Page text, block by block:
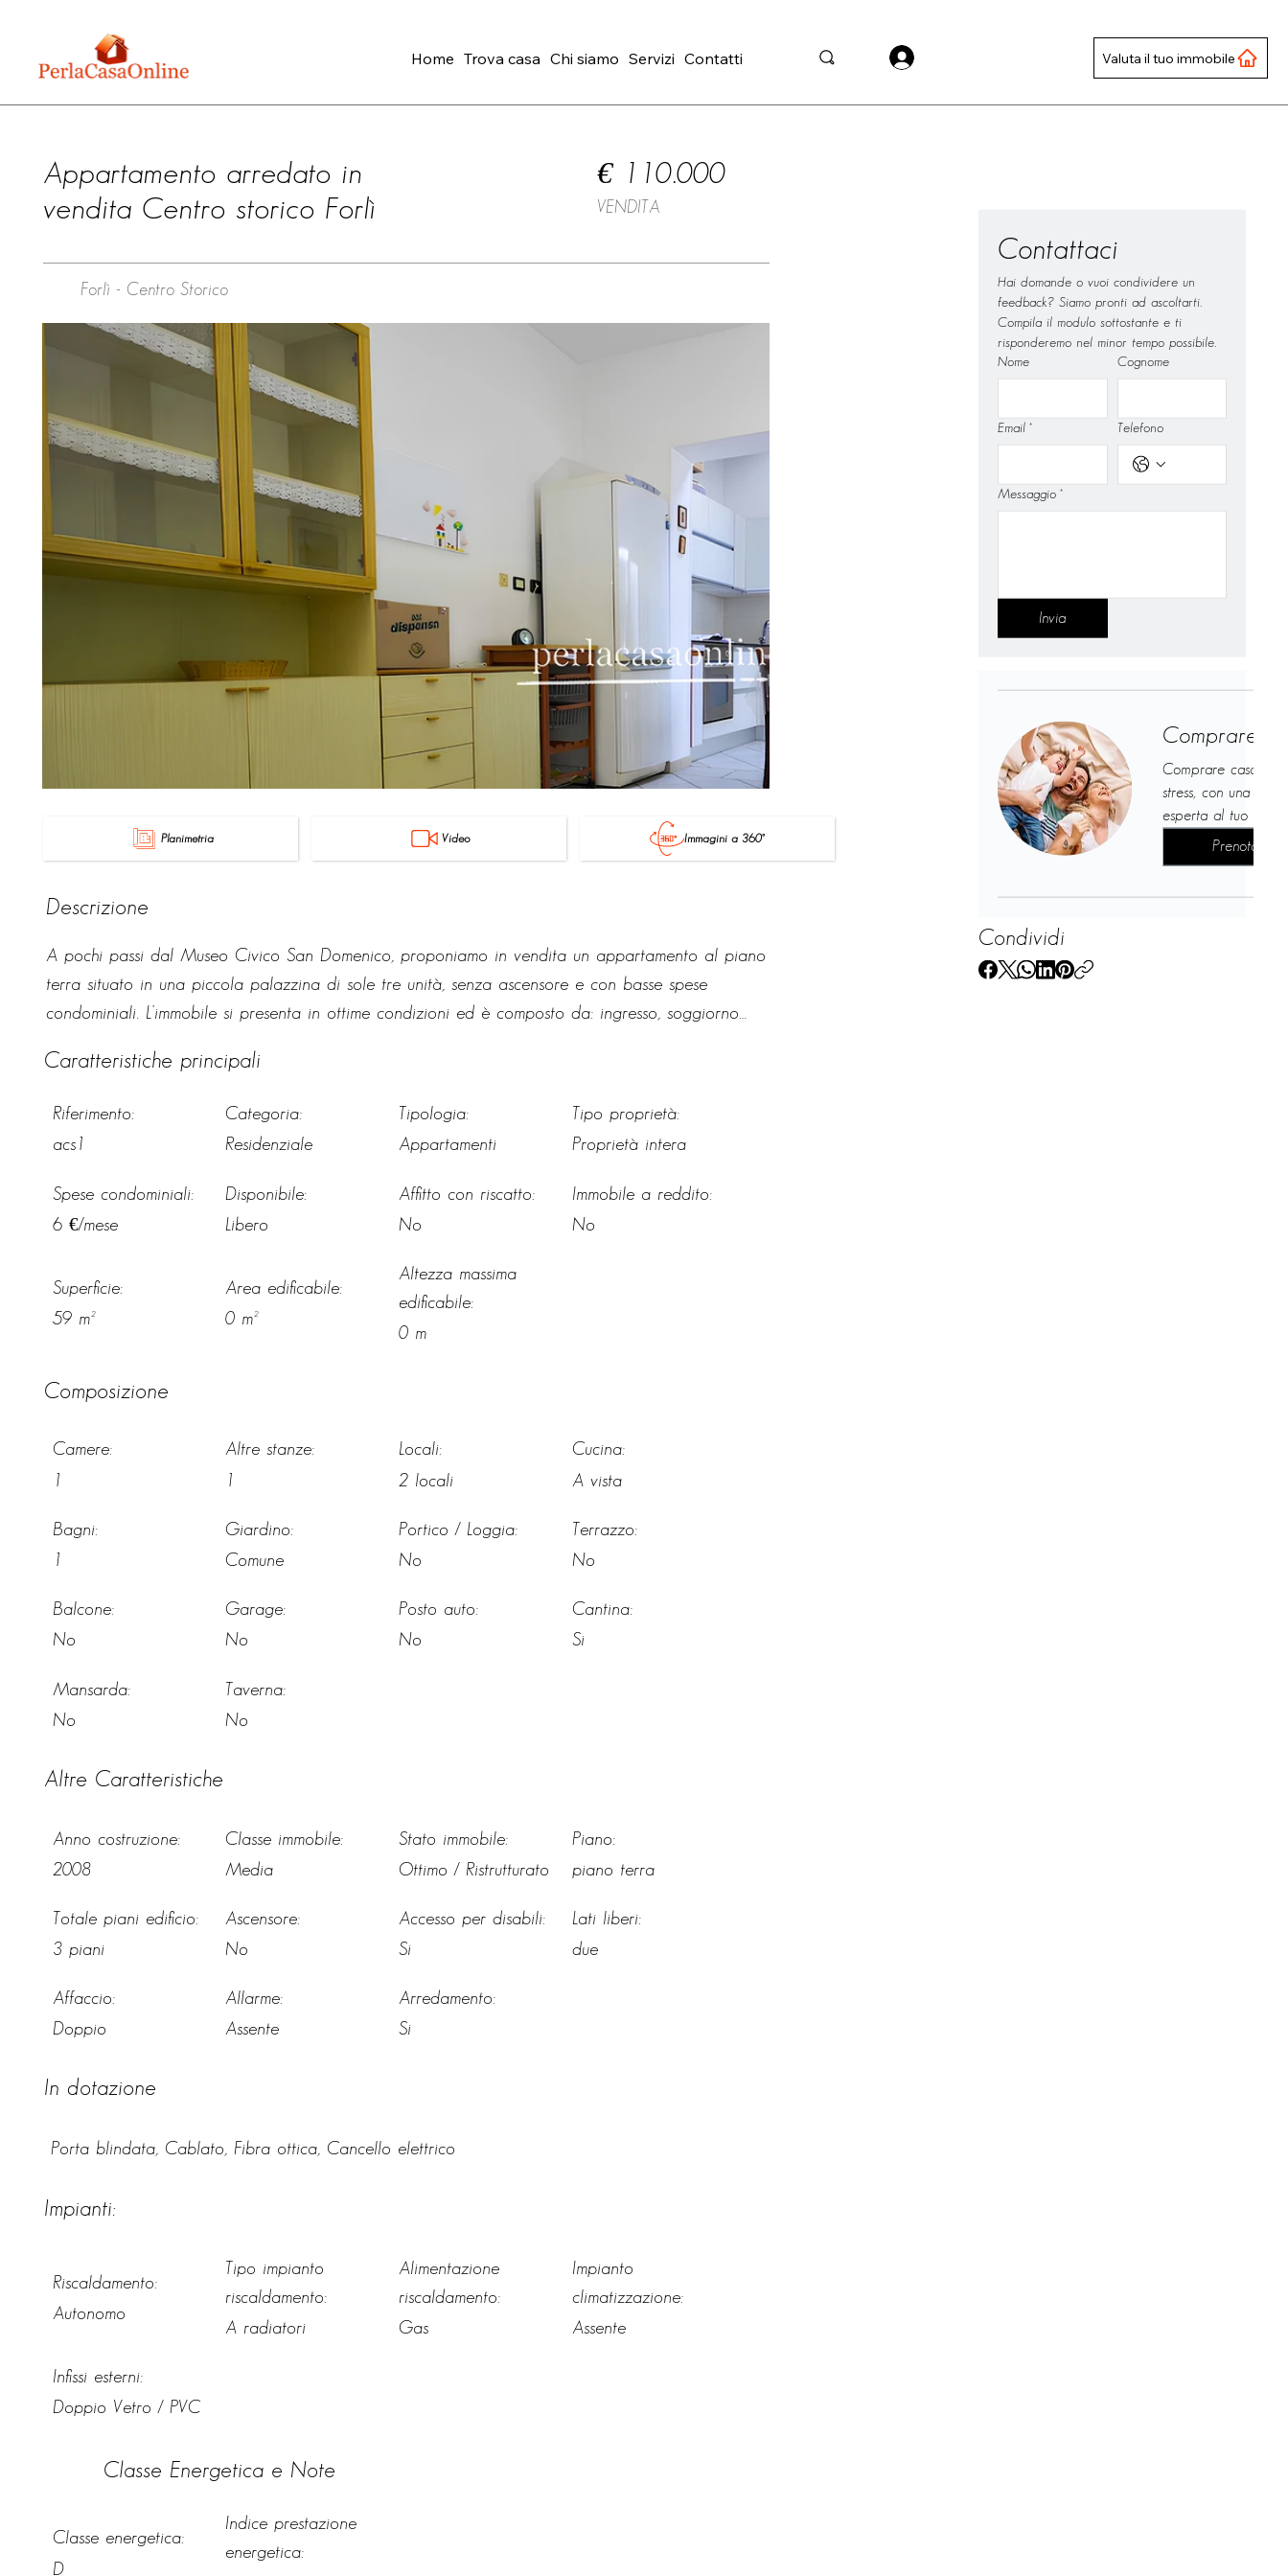
Home Trova casa Chi siamo Servizi Contatti Valuta il tuo immobile
Appartamento arredato in
vendita Centro storico Forlì
€ 110.000
VENDITA
Contattaci
Hai domande o vuoi condividere un
feedback? Siamo pronti ad ascoltarti.
Compila il modulo sottostante e ti
risponderemo nel minor tempo possibile.
Nome
Cognome
Email * Telefono
Messaggio *
Invia
Comprare
Comprare casa
stress, con una
esperta al tuo fianco
Prenota
Condividi
Forlì - Centro Storico
Planimetria Video Immagini a 360°
Descrizione
A pochi passi dal Museo Civico San Domenico, proponiamo in vendita un appartamento al piano
terra situato in una piccola palazzina di sole tre unità, senza ascensore e con basse spese
condominiali. L’immobile si presenta in ottime condizioni ed è composto da: ingresso, soggiorno
disimpegno, spaziosa camera matrimoniale e comodo ripostiglio. Al piano terra è inoltre presente
ideale per chi desidera investire in un immobile funzionale, curato e in posizione strategica nel
cuore del centro storico di Forlì.
Caratteristiche principali
Riferimento:
acs1
Categoria:
Residenziale
Tipologia:
Appartamenti
Tipo proprietà:
Proprietà intera
Spese condominiali:
6 €/mese
Disponibile:
Libero
Affitto con riscatto:
No
Immobile a reddito:
No
Superficie:
59 m²
Area edificabile:
0 m²
Altezza massima
edificabile:
0 m
Composizione
Camere:
1
Altre stanze:
1
Locali:
2 locali
Cucina:
A vista
Bagni:
1
Giardino:
Comune
Portico / Loggia:
No
Terrazzo:
No
Balcone:
No
Garage:
No
Posto auto:
No
Cantina:
Si
Mansarda:
No
Taverna:
No
Altre Caratteristiche
Anno costruzione:
2008
Classe immobile:
Media
Stato immobile:
Ottimo / Ristrutturato
Piano:
piano terra
Totale piani edificio:
3 piani
Ascensore:
No
Accesso per disabili:
Si
Lati liberi:
due
Affaccio:
Doppio
Allarme:
Assente
Arredamento:
Si
In dotazione
Porta blindata, Cablato, Fibra ottica, Cancello elettrico
Impianti:
Riscaldamento:
Autonomo
Tipo impianto
riscaldamento:
A radiatori
Alimentazione
riscaldamento:
Gas
Impianto
climatizzazione:
Assente
Infissi esterni:
Doppio Vetro / PVC
Classe Energetica e Note
Classe energetica:
D
Indice prestazione
energetica: